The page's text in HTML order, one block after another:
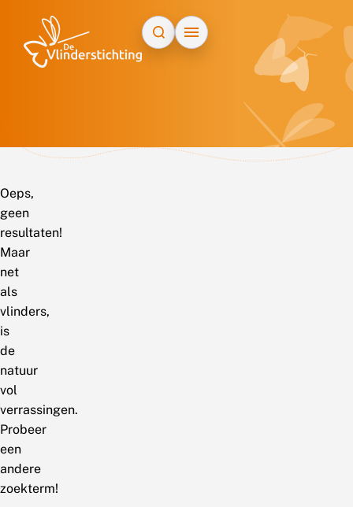
Oeps,
geen
resultaten!
Maar
net
als
vlinders,
is
de
natuur
vol
verrassingen.
Probeer
een
andere
zoekterm!